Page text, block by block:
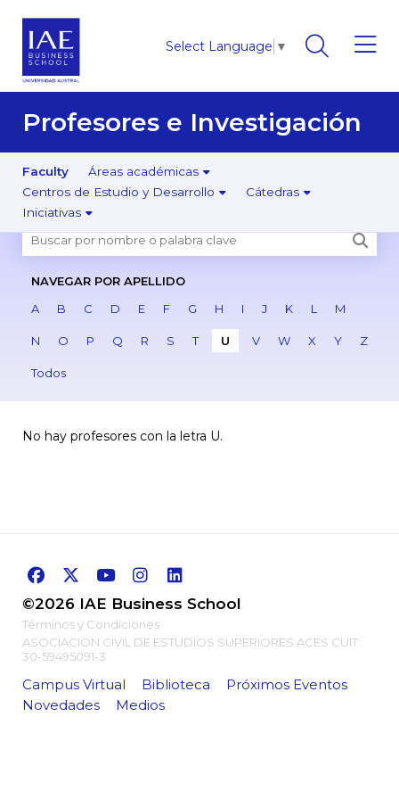
Select Language ▼
Profesores e Investigación
Faculty
Áreas académicas
Centros de Estudio y Desarrollo
Cátedras
Iniciativas
NAVEGAR POR APELLIDO
A
B C D E F G H I J K L M
N O P Q R S T U V W X Y Z
Todos
No hay profesores con la letra U.
©2026 IAE Business School
Términos y Condiciones
ASOCIACION CIVIL DE ESTUDIOS SUPERIORES ACES CUIT:
30-59495091-3
Campus Virtual Biblioteca
Próximos Eventos
Novedades
Medios